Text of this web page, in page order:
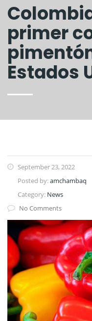
primer
Estados
September 23, 2022
Posted by:amchambaq
Category: News
No Comments